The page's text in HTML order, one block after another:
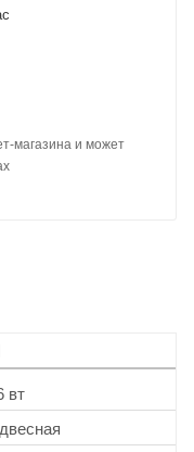
магазина и может
вт